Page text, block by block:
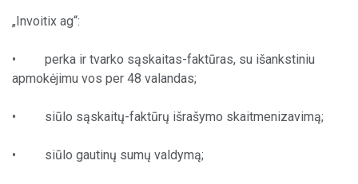
„Invoitix ag“:
• perka ir tvarko sąskaitas-faktūras, su išankstiniu
apmokėjimu vos per 48 valandas;
• siūlo sąskaitų-faktūrų išrašymo skaitmenizavimą;
• siūlo gautinų sumų valdymą;